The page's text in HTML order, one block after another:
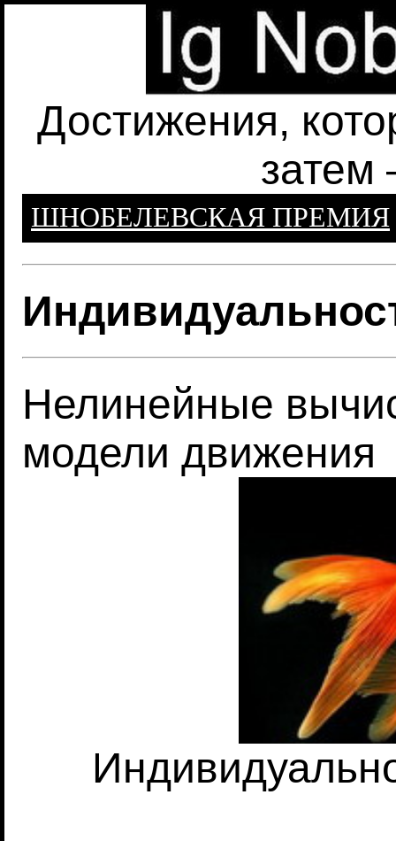
Достижения,
затем
ШНОБЕЛЕВСКАЯ ПРЕМИЯ
Нелинейные
модели движения